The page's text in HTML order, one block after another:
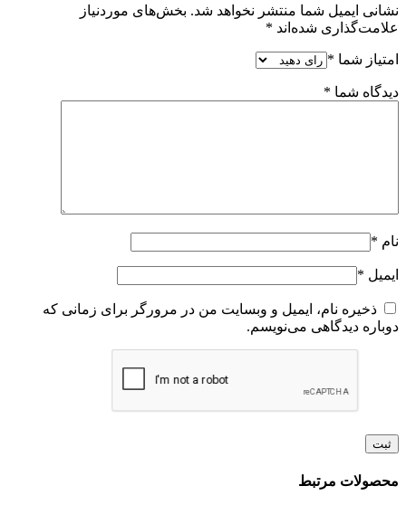
نشانی ایمیل شما منتشر نخواهد شد. بخش‌های موردنیاز
علامت‌گذاری شده‌اند *
امتیاز شما *
دیدگاه شما *
نام *
ایمیل *
ذخیره نام، ایمیل و وبسایت من در مرورگر برای زمانی که
دوباره دیدگاهی می‌نویسم.
محصولات مرتبط